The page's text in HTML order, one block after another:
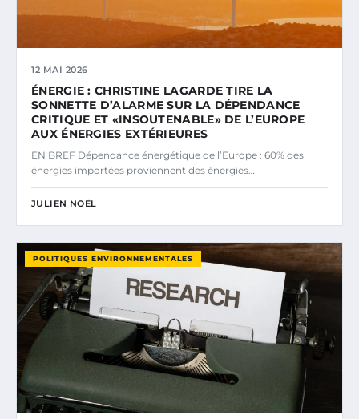
12 MAI 2026
ÉNERGIE : CHRISTINE LAGARDE TIRE LA
SONNETTE D’ALARME SUR LA DÉPENDANCE
CRITIQUE ET «INSOUTENABLE» DE L’EUROPE
AUX ÉNERGIES EXTÉRIEURES
EN BREF Dépendance énergétique de l’Europe : 60% des
énergies importées proviennent des énergies…
JULIEN NOËL
POLITIQUES ENVIRONNEMENTALES